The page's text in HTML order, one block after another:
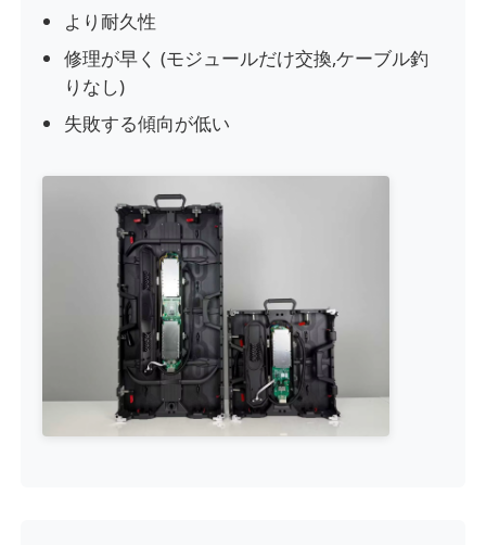
ケース
引金 を 求め て ください
LED ビデオウォールディスプレイ
LEDディスプレイ画面
コンサートLEDスクリーン
ステージLEDスクリーンレンタル
より耐久性
修理が早く (モジュールだけ交換,ケーブル釣
りなし)
失敗する傾向が低い